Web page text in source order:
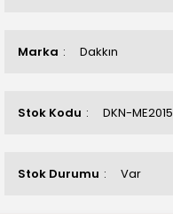
Marka Dakkın
Stok Kodu DKN-ME2015
Stok Durumu Var